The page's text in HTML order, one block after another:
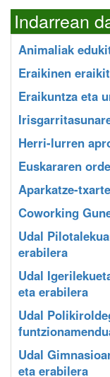
Indarrean
Animaliak
Eraikinen
Eraikuntza eta
Herri-lurren
Euskararen
Aparkatze-
Coworking
Udal
erabilera
Udal
eta erabilera
Udal
Udal
eta erabilera